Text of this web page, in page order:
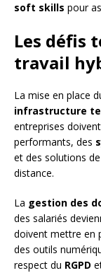
soft skills pour
Les défis
travail
La mise en place
infrastructure
entreprises
performants, des
et des solutions de
distance.
La gestion des
des salariés
doivent mettre en
des outils
respect du RGPD